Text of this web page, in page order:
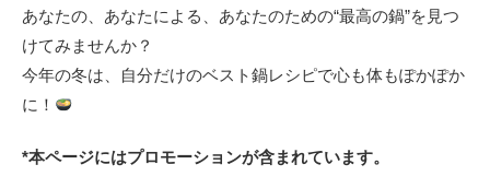
あなたの、あなたによる、あなたのための“最高の鍋”を見つ
けてみませんか？
今年の冬は、自分だけのベスト鍋レシピで心も体もぽかぽか
に！
*本ページにはプロモーションが含まれています。